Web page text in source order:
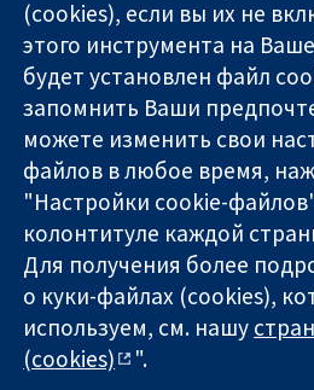
Надёжные
доказательства
Информированные
решения
Во благо
здоровья
London
W1G 0AN
United
The Cochrane Collaboration is a
company limited by guarantee (no.
England & Wales. VAT registration
Copyright © 2026 The Cochrane
(cookies), если вы их не
этого инструмента на
будет установлен файл
запомнить Ваши
можете изменить свои
файлов в любое время,
"Настройки cookie-
колонтитуле каждой
Для получения более
о куки-файлах (cookies),
используем, см. нашу
(cookies)
".